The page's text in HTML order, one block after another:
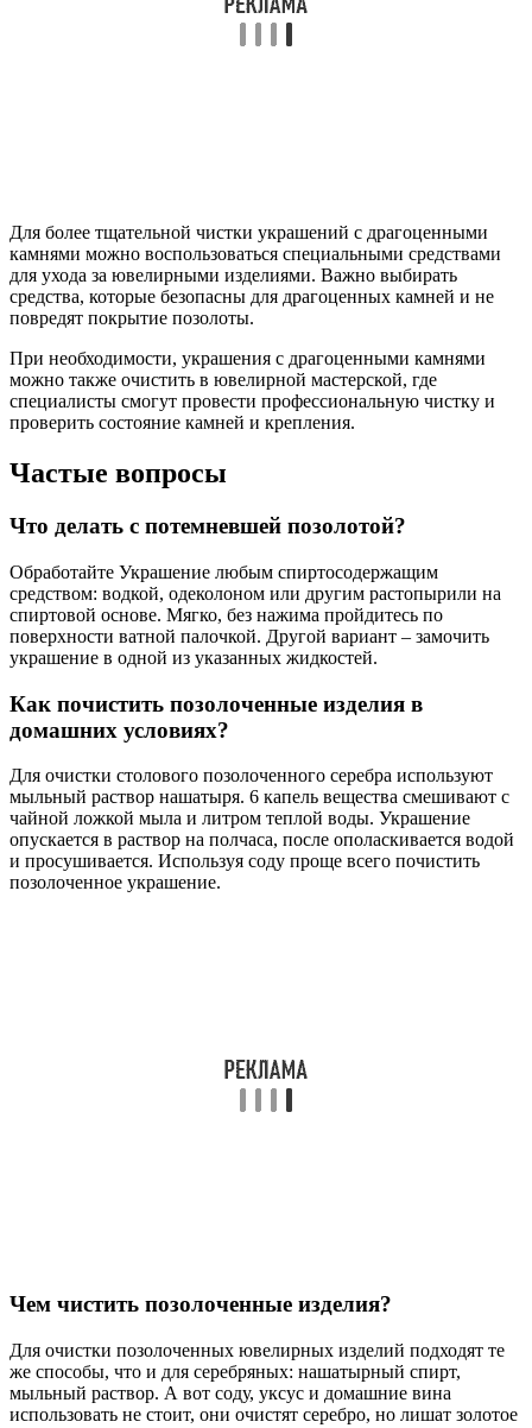
Для более тщательной чистки украшений с драгоценными
камнями можно воспользоваться специальными средствами
для ухода за ювелирными изделиями. Важно выбирать
средства, которые безопасны для драгоценных камней и не
повредят покрытие позолоты.
При необходимости, украшения с драгоценными камнями
можно также очистить в ювелирной мастерской, где
специалисты смогут провести профессиональную чистку и
проверить состояние камней и крепления.
Частые вопросы
Что делать с потемневшей позолотой?
Обработайте Украшение любым спиртосодержащим
средством: водкой, одеколоном или другим растопырили на
спиртовой основе. Мягко, без нажима пройдитесь по
поверхности ватной палочкой. Другой вариант – замочить
украшение в одной из указанных жидкостей.
Как почистить позолоченные изделия в
домашних условиях?
Для очистки столового позолоченного серебра используют
мыльный раствор нашатыря. 6 капель вещества смешивают с
чайной ложкой мыла и литром теплой воды. Украшение
опускается в раствор на полчаса, после ополаскивается водой
и просушивается. Используя соду проще всего почистить
позолоченное украшение.
Чем чистить позолоченные изделия?
Для очистки позолоченных ювелирных изделий подходят те
же способы, что и для серебряных: нашатырный спирт,
мыльный раствор. А вот соду, уксус и домашние вина
использовать не стоит, они очистят серебро, но лишат золотое